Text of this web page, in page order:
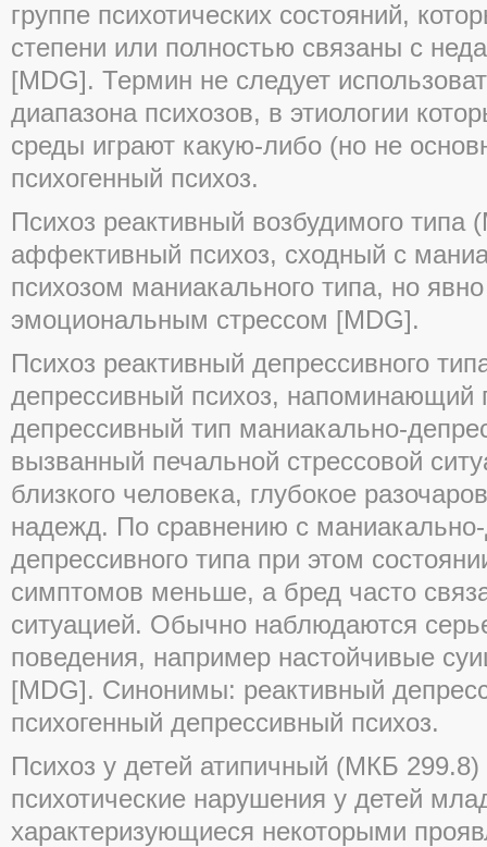
группе психотических состояний,
степени или полностью связаны с
[MDG]. Термин не следует
диапазона психозов, в этиологии
среды играют какую-либо (но не
психогенный психоз.
Психоз реактивный возбудимого типа
аффективный психоз, сходный с
психозом маниакального типа, но
эмоциональным стрессом [MDG].
Психоз реактивный депрессивного
депрессивный психоз,
депрессивный тип маниакально-
вызванный печальной стрессовой
близкого человека, глубокое
надежд. По сравнению с
депрессивного типа при этом
симптомов меньше, а бред часто
ситуацией. Обычно наблюдаются
поведения, например настойчивые
[MDG]. Синонимы: реактивный
психогенный депрессивный психоз.
Психоз у детей атипичный (МКБ
психотические нарушения у детей
характеризующиеся некоторыми